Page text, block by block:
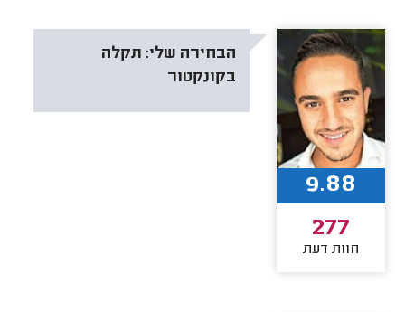
הבחירה שלי: תקלה
בקונקטור
9.88
277
חוות דעת